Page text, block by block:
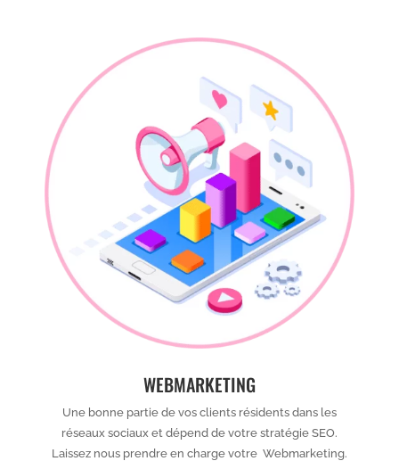
WEBMARKETING
Une bonne partie de vos clients résidents dans les
réseaux sociaux et dépend de votre stratégie SEO.
Laissez nous prendre en charge votre Webmarketing.